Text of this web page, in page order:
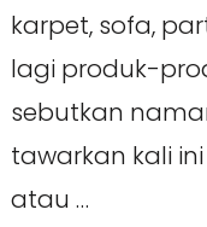
karpet, sofa,
lagi produk-
sebutkan
tawarkan kali
atau …